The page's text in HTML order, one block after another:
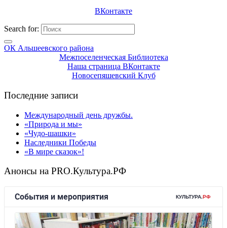
ВКонтакте
Search for:
ОК Альшеевского района
Межпоселенческая Библиотека
Наша страница ВКонтакте
Новосепяшевский Клуб
Последние записи
Международный день дружбы.
«Природа и мы»
«Чудо-шашки»
Наследники Победы
«В мире сказок»!
Анонсы на PRO.Культура.РФ